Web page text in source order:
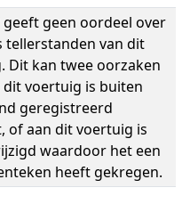
geeft geen oordeel over
tellerstanden van dit
Dit kan twee oorzaken
dit voertuig is buiten
geregistreerd
of aan dit voertuig is
waardoor het een
heeft gekregen.